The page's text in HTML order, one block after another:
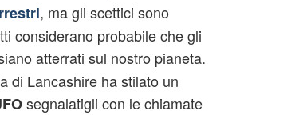
, ma gli scettici sono
considerano probabile che gli
atterrati sul nostro pianeta.
di Lancashire ha stilato un
segnalatigli con le chiamate